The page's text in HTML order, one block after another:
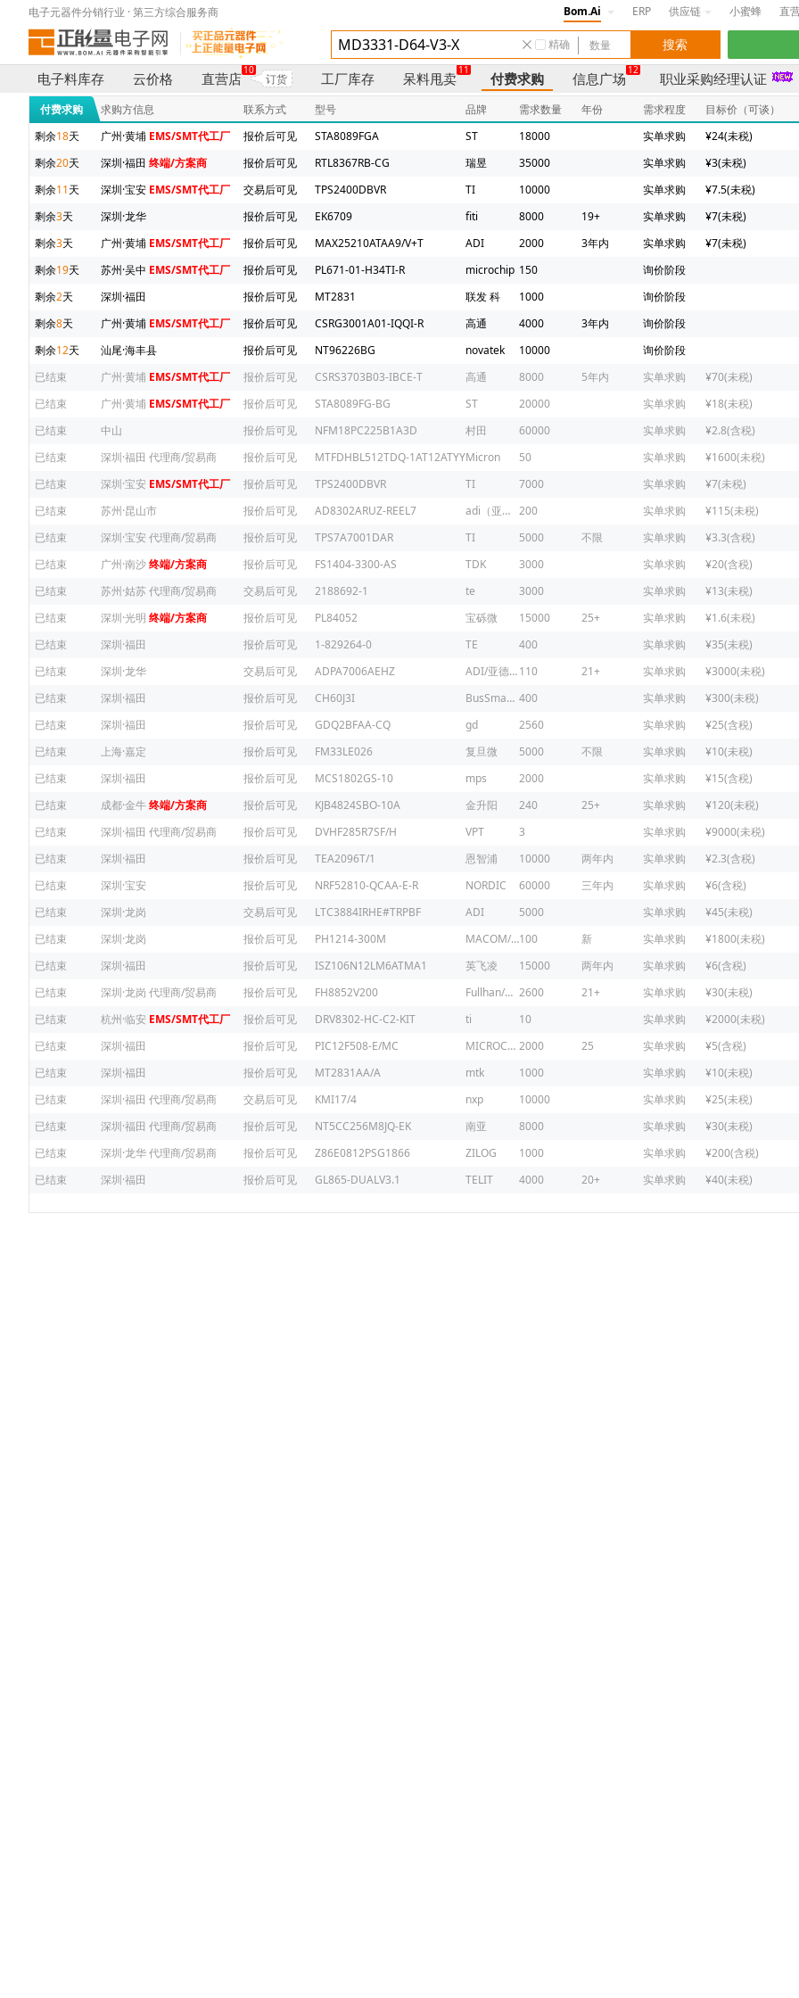
电子元器件分销行业 · 第三方综合服务商 Bom.Ai ERP 供应链 小蜜蜂 直
精确
电子料库存 云价格 直营店
10
订货 工厂库存 呆料甩卖
11
付费求购 信息广场
12
职业采购经理认证
付费求购 求购方信息 联系方式 型号 品牌 需求数量 年份 需求程度 目标价（可谈）
剩余18天 广州·黄埔 EMS/SMT代工厂 报价后可见 STA8089FGA ST 18000 实单求购 ¥24(未税)
剩余20天 深圳·福田 终端/方案商 报价后可见 RTL8367RB-CG 瑞昱 35000 实单求购 ¥3(未税)
剩余11天 深圳·宝安 EMS/SMT代工厂 交易后可见 TPS2400DBVR TI 10000 实单求购 ¥7.5(未税)
剩余3天 深圳·龙华 报价后可见 EK6709 fiti 8000 19+ 实单求购 ¥7(未税)
剩余3天 广州·黄埔 EMS/SMT代工厂 报价后可见 MAX25210ATAA9/V+T ADI 2000 3年内 实单求购 ¥7(未税)
剩余19天 苏州·吴中 EMS/SMT代工厂 报价后可见 PL671-01-H34TI-R microchip 150 询价阶段
剩余2天 深圳·福田 报价后可见 MT2831 联发 科 1000 询价阶段
剩余8天 广州·黄埔 EMS/SMT代工厂 报价后可见 CSRG3001A01-IQQI-R 高通 4000 3年内 询价阶段
剩余12天 汕尾·海丰县 报价后可见 NT96226BG novatek 10000 询价阶段
已结束
广州·黄埔 EMS/SMT代工厂 报价后可见 CSRS3703B03-IBCE-T 高通 8000 5年内 实单求购 ¥70(未税)
已结束
广州·黄埔 EMS/SMT代工厂 报价后可见 STA8089FG-BG ST 20000 实单求购 ¥18(未税)
已结束
中山 报价后可见 NFM18PC225B1A3D 村田 60000 实单求购 ¥2.8(含税)
已结束
深圳·福田 代理商/贸易商 报价后可见 MTFDHBL512TDQ-1AT12ATYYMicron 50 实单求购 ¥1600(未税)
已结束
深圳·宝安 EMS/SMT代工厂 报价后可见 TPS2400DBVR TI 7000 实单求购 ¥7(未税)
已结束
苏州·昆山市 报价后可见 AD8302ARUZ-REEL7 adi（亚德诺） 200 实单求购 ¥115(未税)
已结束
深圳·宝安 代理商/贸易商 报价后可见 TPS7A7001DAR TI 5000 不限 实单求购 ¥3.3(含税)
已结束
广州·南沙终端/方案商 报价后可见 FS1404-3300-AS TDK 3000 实单求购 ¥20(含税)
已结束
苏州·姑苏代理商/贸易商 交易后可见 2188692-1 te 3000 实单求购 ¥13(未税)
已结束
深圳·光明 终端/方案商 报价后可见 PL84052 宝砾微 15000 25+ 实单求购 ¥1.6(未税)
已结束
深圳·福田 报价后可见 1-829264-0 TE 400 实单求购 ¥35(未税)
已结束
深圳·龙华 交易后可见 ADPA7006AEHZ ADI/亚德诺110 21+ 实单求购 ¥3000(未税)
已结束
深圳·福田 报价后可见 CH60J3I BusSmaNN 400 实单求购 ¥300(未税)
已结束
深圳·福田 报价后可见 GDQ2BFAA-CQ gd 2560 实单求购 ¥25(含税)
已结束
上海·嘉定 报价后可见 FM33LE026 复旦微 5000 不限 实单求购 ¥10(未税)
已结束
深圳·福田 报价后可见 MCS1802GS-10 mps 2000 实单求购 ¥15(含税)
已结束
成都·金牛终端/方案商 报价后可见 KJB4824SBO-10A 金升阳 240 25+ 实单求购 ¥120(未税)
已结束
深圳·福田 代理商/贸易商 报价后可见 DVHF285R7SF/H VPT 3 实单求购 ¥9000(未税)
已结束
深圳·福田 报价后可见 TEA2096T/1 恩智浦 10000 两年内 实单求购 ¥2.3(含税)
已结束
深圳·宝安 报价后可见 NRF52810-QCAA-E-R NORDIC 60000 三年内 实单求购 ¥6(含税)
已结束
深圳·龙岗 交易后可见 LTC3884IRHE#TRPBF ADI 5000 实单求购 ¥45(未税)
已结束
深圳·龙岗 报价后可见 PH1214-300M MACOM/镁可100 新 实单求购 ¥1800(未税)
已结束
深圳·福田 报价后可见 ISZ106N12LM6ATMA1 英飞凌 15000 两年内 实单求购 ¥6(含税)
已结束
深圳·龙岗 代理商/贸易商 报价后可见 FH8852V200 Fullhan/富瀚微 2600 21+ 实单求购 ¥30(未税)
已结束
杭州·临安 EMS/SMT代工厂 报价后可见 DRV8302-HC-C2-KIT ti 10 实单求购 ¥2000(未税)
已结束
深圳·福田 报价后可见 PIC12F508-E/MC MICROCHIP 2000 25 实单求购 ¥5(含税)
已结束
深圳·福田 报价后可见 MT2831AA/A mtk 1000 实单求购 ¥10(未税)
已结束
深圳·福田 代理商/贸易商 交易后可见 KMI17/4 nxp 10000 实单求购 ¥25(未税)
已结束
深圳·福田 代理商/贸易商 报价后可见 NT5CC256M8JQ-EK 南亚 8000 实单求购 ¥30(未税)
已结束
深圳·龙华代理商/贸易商 报价后可见 Z86E0812PSG1866 ZILOG 1000 实单求购 ¥200(含税)
已结束
深圳·福田 报价后可见 GL865-DUALV3.1 TELIT 4000 20+ 实单求购 ¥40(未税)